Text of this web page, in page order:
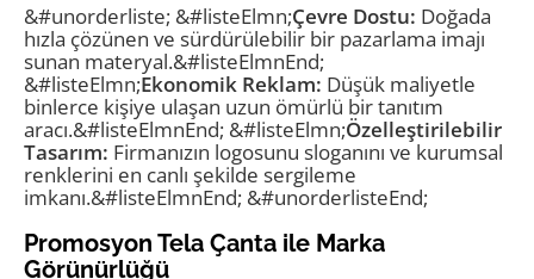
&#unorderliste; &#listeElmn;Çevre Dostu: Doğada
hızla çözünen ve sürdürülebilir bir pazarlama imajı
sunan materyal.&#listeElmnEnd;
&#listeElmn;Ekonomik Reklam: Düşük maliyetle
binlerce kişiye ulaşan uzun ömürlü bir tanıtım
aracı.&#listeElmnEnd; &#listeElmn;Özelleştirilebilir
Tasarım: Firmanızın logosunu sloganını ve kurumsal
renklerini en canlı şekilde sergileme
imkanı.&#listeElmnEnd; &#unorderlisteEnd;
Promosyon Tela Çanta ile Marka
Görünürlüğü